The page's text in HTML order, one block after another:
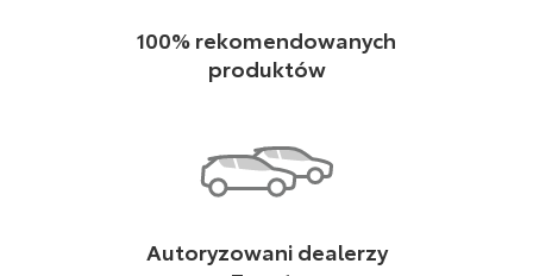
100% rekomendowanych
produktów
Autoryzowani dealerzy